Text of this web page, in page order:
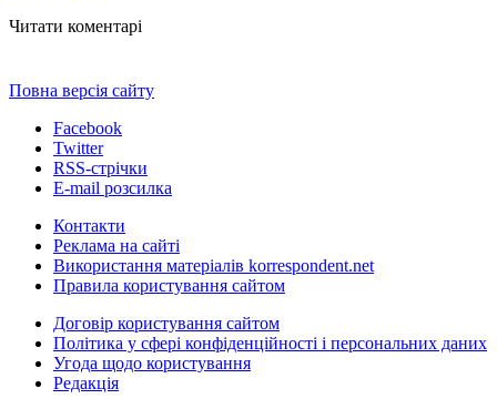
Читати коментарі
Повна версія сайту
Facebook
Twitter
RSS-стрічки
E-mail розсилка
Контакти
Реклама на сайті
Використання матеріалів korrespondent.net
Правила користування сайтом
Договір користування сайтом
Політика у сфері конфіденційності і персональних даних
Угода щодо користування
Редакція